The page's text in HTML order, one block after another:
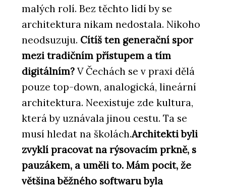
malých rolí. Bez těchto lidí by se
architektura nikam nedostala. Nikoho
neodsuzuju. Cítíš ten generační spor
mezi tradičním přístupem a tím
digitálním? V Čechách se v praxi dělá
pouze top-down, analogická, lineární
architektura. Neexistuje zde kultura,
která by uznávala jinou cestu. Ta se
musí hledat na školách.Architekti byli
zvyklí pracovat na rýsovacím prkně, s
pauzákem, a uměli to. Mám pocit, že
většina běžného softwaru byla